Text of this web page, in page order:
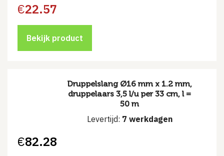
€22.57
Bekijk product
Druppelslang Ø16 mm x 1.2 mm,
druppelaars 3,5 l/u per 33 cm, l =
50 m
Levertijd: 7 werkdagen
€82.28